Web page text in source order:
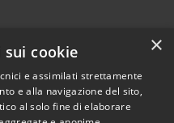
×
cookie
e assimilati strettamente
e alla navigazione del sito,
al solo fine di elaborare